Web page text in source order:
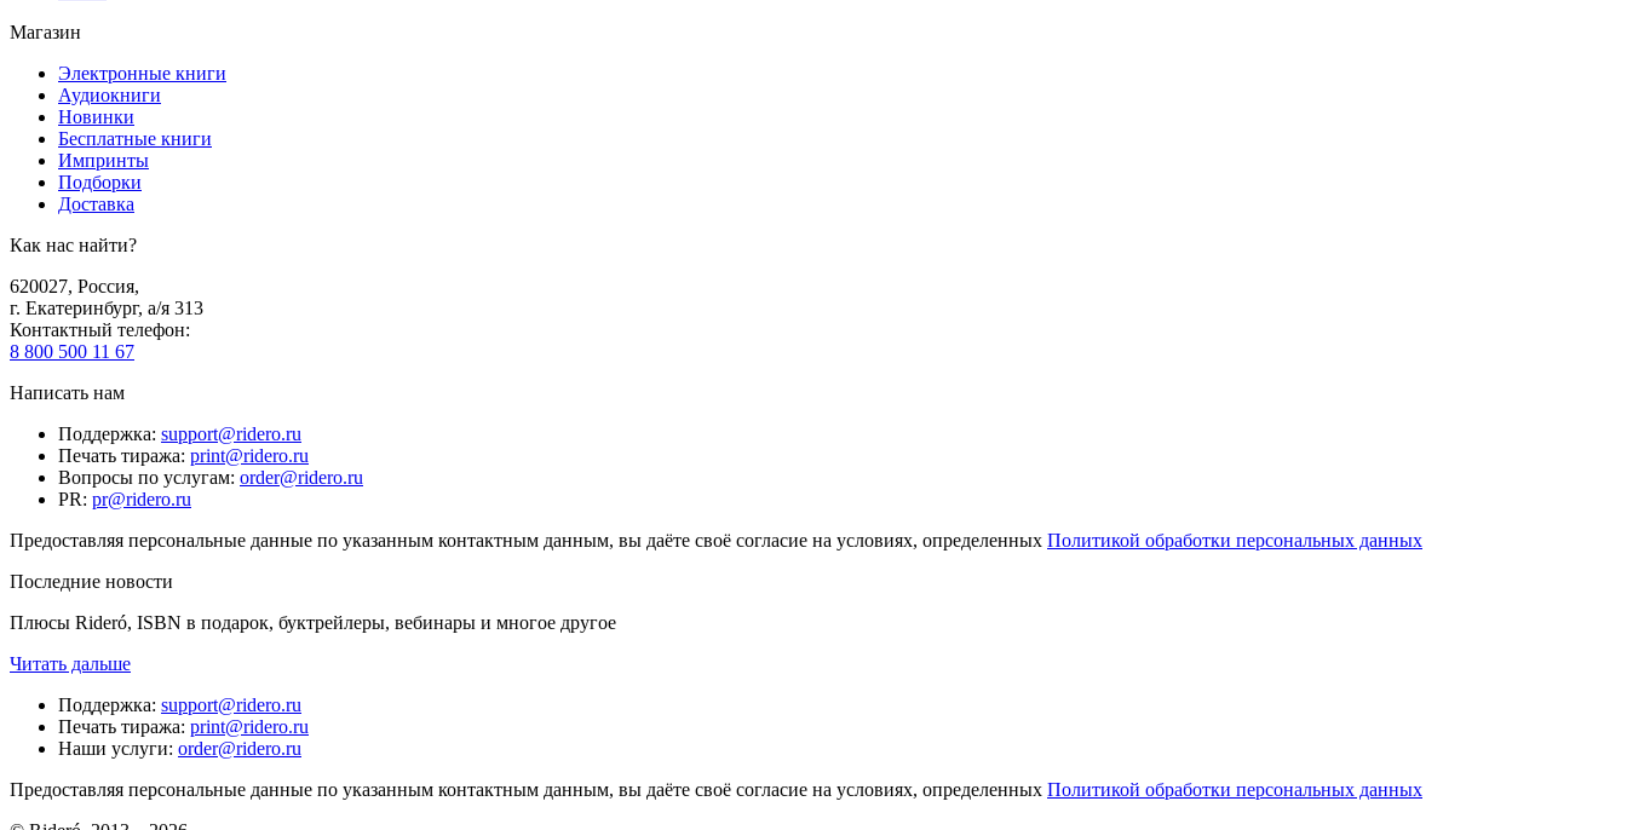
Магазин
Электронные книги
Аудиокниги
Новинки
Бесплатные книги
Импринты
Подборки
Доставка
Как нас найти?
620027, Россия,
г. Екатеринбург, а/я 313
Контактный телефон:
8 800 500 11 67
Написать нам
Поддержка: support@ridero.ru
Печать тиража: print@ridero.ru
Вопросы по услугам: order@ridero.ru
PR: pr@ridero.ru
Предоставляя персональные данные по указанным контактным данным, вы даёте своё согласие на условиях, определенных Политикой обработки персональных данных
Последние новости
Плюсы Rideró, ISBN в подарок, буктрейлеры, вебинары и многое другое
Читать дальше
Поддержка: support@ridero.ru
Печать тиража: print@ridero.ru
Наши услуги: order@ridero.ru
Предоставляя персональные данные по указанным контактным данным, вы даёте своё согласие на условиях, определенных Политикой обработки персональных данных